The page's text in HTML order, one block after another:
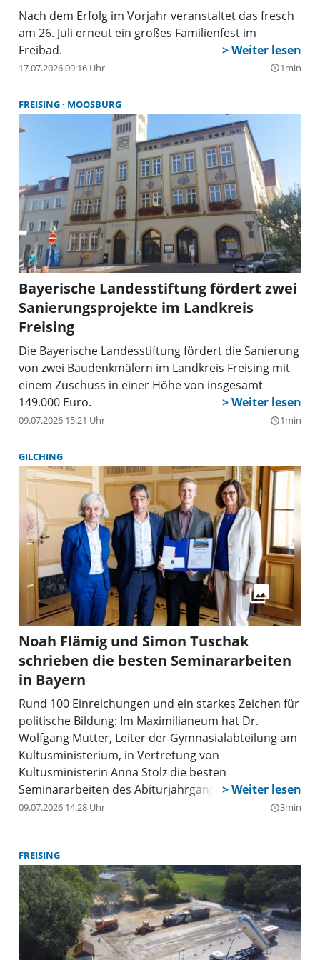
Nach dem Erfolg im Vorjahr veranstaltet das fresch
am 26. Juli erneut ein großes Familienfest im
Freibad.
17.07.2026 09:16 Uhr query_builder1min
FREISING MOOSBURG
Bayerische Landesstiftung fördert zwei
Sanierungsprojekte im Landkreis
Freising
Die Bayerische Landesstiftung fördert die Sanierung
von zwei Baudenkmälern im Landkreis Freising mit
einem Zuschuss in einer Höhe von insgesamt
149.000 Euro.
09.07.2026 15:21 Uhr query_builder1min
GILCHING
Noah Flämig und Simon Tuschak
schrieben die besten Seminararbeiten
in Bayern
Rund 100 Einreichungen und ein starkes Zeichen für
politische Bildung: Im Maximilianeum hat Dr.
Wolfgang Mutter, Leiter der Gymnasialabteilung am
Kultusministerium, in Vertretung von
Kultusministerin Anna Stolz die besten
Seminararbeiten des Abiturjahrgangs 2026 im
Bereich Politik und Gesellschaft prämiert. Mit dem
(DVPB) regelmäßig auslobt, werden besonders
herausragende Seminararbeiten zu politischen und
gesellschaftlichen Themen ausgezeichnet, darunter
Noah Flämig, Christoph-Probst-Gymnasium
Gilching, und Simon Tuschak, Camerloher
Gymnasium Freising.
09.07.2026 14:28 Uhr query_builder3min
FREISING